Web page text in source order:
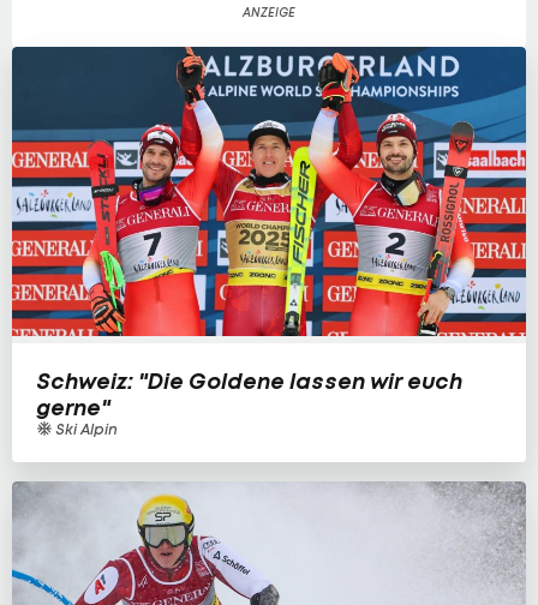
Schweiz: "Die Goldene lassen wir euch
gerne"
Ski Alpin